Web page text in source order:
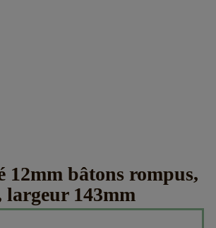
12mm bâtons rompus,
largeur 143mm